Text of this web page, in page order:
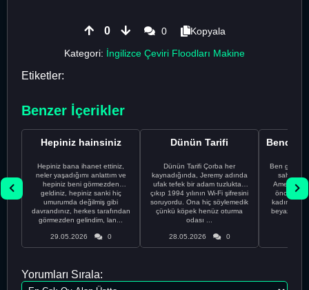
0 0
Kopyala
Kategori: İngilizce Çeviri Floodları Makine
Etiketler:
Benzer İçerikler
Hepiniz hainsiniz
Hepiniz bana ihanet ettiniz,
neler yaşadığımı anlattım ve
hepiniz beni görmezden
geldiniz, hepiniz sanki hiç
umurumda değilmiş gibi
davrandınız, herkes tarafından
görmezden gelindim, lan...
29.05.2026 0
Dünün Tarifi
Dünün Tarifi Çorba her
kaynadığında, Jeremy adında
ufak tefek bir adam tuzluktan
çıkıp 1994 yılının Wi-Fi şifresini
soruyordu. Ona hiç söylemedik
çünkü köpek henüz oturma
odası ...
28.05.2026 0
Ben gururlu
sahip
önce
kadınla
beyaz
Yorumları Sırala: